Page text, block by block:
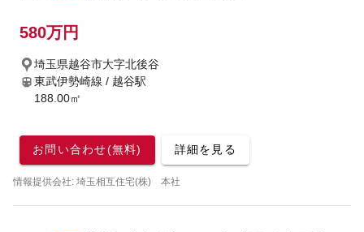
580万円
埼玉県越谷市大字北後谷
東武伊勢崎線 / 越谷駅
188.00㎡
お問い合わせ(無料) 詳細を見る
情報提供会社: 埼玉相互住宅(株) 本社